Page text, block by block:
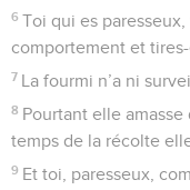
6 Toi qui es
comportement et
7 La fourmi n’a ni
8 Pourtant elle
temps de la récolte
9 Et toi, paresseux,